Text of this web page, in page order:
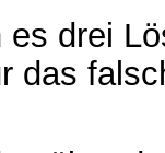
es drei
das